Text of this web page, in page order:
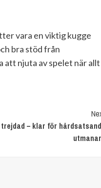
vara en viktig kugge
bra stöd från
att njuta av spelet när allt
– klar för